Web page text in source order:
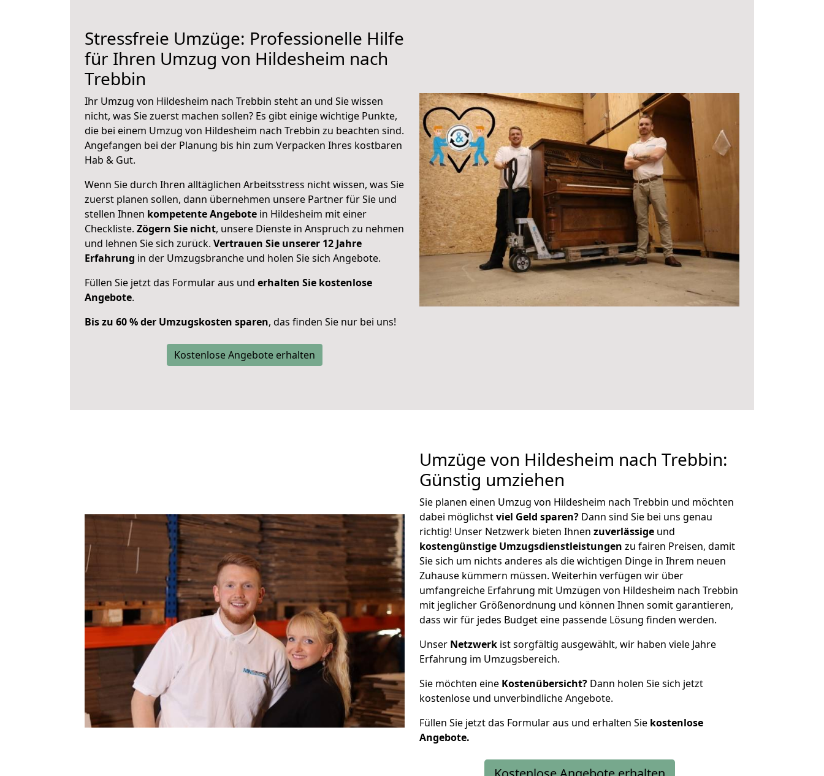
Stressfreie Umzüge: Professionelle Hilfe
für Ihren Umzug von Hildesheim nach
Trebbin
Ihr Umzug von Hildesheim nach Trebbin steht an und Sie wissen
nicht, was Sie zuerst machen sollen? Es gibt einige wichtige Punkte,
die bei einem Umzug von Hildesheim nach Trebbin zu beachten sind.
Angefangen bei der Planung bis hin zum Verpacken Ihres kostbaren
Hab & Gut.
Wenn Sie durch Ihren alltäglichen Arbeitsstress nicht wissen, was Sie
zuerst planen sollen, dann übernehmen unsere Partner für Sie und
stellen Ihnen kompetente Angebote in Hildesheim mit einer
Checkliste. Zögern Sie nicht, unsere Dienste in Anspruch zu nehmen
und lehnen Sie sich zurück. Vertrauen Sie unserer 12 Jahre
Erfahrung in der Umzugsbranche und holen Sie sich Angebote.
Füllen Sie jetzt das Formular aus und erhalten Sie kostenlose
Angebote.
Bis zu 60 % der Umzugskosten sparen, das finden Sie nur bei uns!
Kostenlose Angebote erhalten
Umzüge von Hildesheim nach Trebbin:
Günstig umziehen
Sie planen einen Umzug von Hildesheim nach Trebbin und möchten
dabei möglichstviel Geld sparen? Dann sind Sie bei uns genau
richtig! Unser Netzwerk bieten Ihnen zuverlässige und
kostengünstige Umzugsdienstleistungen zu fairen Preisen, damit
Sie sich um nichts anderes als die wichtigen Dinge in Ihrem neuen
Zuhause kümmern müssen. Weiterhin verfügen wir über
umfangreiche Erfahrung mit Umzügen von Hildesheim nach Trebbin
mit jeglicher Größenordnung und können Ihnen somit garantieren,
dass wir für jedes Budget eine passende Lösung finden werden.
Unser Netzwerk ist sorgfältig ausgewählt, wir haben viele Jahre
Erfahrung im Umzugsbereich.
Sie möchten eine Kostenübersicht? Dann holen Sie sich jetzt
kostenlose und unverbindliche Angebote.
Füllen Sie jetzt das Formular aus und erhalten Sie kostenlose
Angebote.